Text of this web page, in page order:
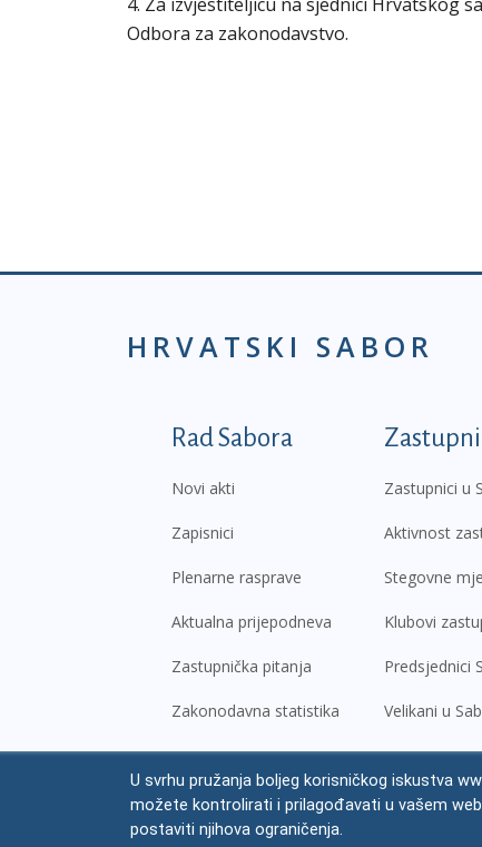
Odbora za zakonodavstvo.
HRVATSKI SABOR
Podnožje prvi
Rad Sabora
Novi akti
Zapisnici
Plenarne rasprave
Aktualna prijepodneva
Zastupnička pitanja
Zakonodavna statistika
Zastupnici u
Aktivnost
Stegovne
Klubovi
Predsjednici
Velikani u
© Hrvatski sabor, 2026
U svrhu pružanja boljeg korisničkog iskustva
možete kontrolirati i prilagođavati u vašem
postaviti njihova ograničenja.